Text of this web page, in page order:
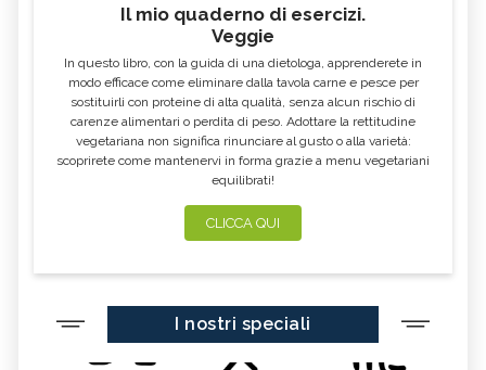
Il mio quaderno di esercizi.
Veggie
In questo libro, con la guida di una dietologa, apprenderete in
modo efficace come eliminare dalla tavola carne e pesce per
sostituirli con proteine di alta qualità, senza alcun rischio di
carenze alimentari o perdita di peso. Adottare la rettitudine
vegetariana non significa rinunciare al gusto o alla varietà:
scoprirete come mantenervi in forma grazie a menu vegetariani
equilibrati!
CLICCA QUI
I nostri speciali